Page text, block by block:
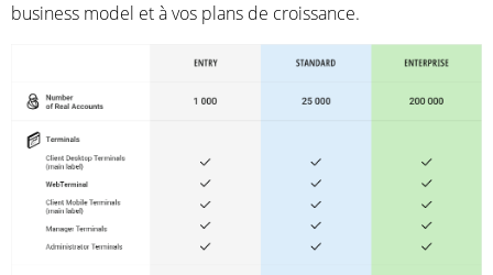
business model et à vos plans de croissance.